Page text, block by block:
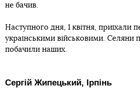
не бачив.
Наступного дня, 1 квітня, приїхали
українськими військовими. Селяни
побачили наших.
Сергій Жипецький, Ірпінь